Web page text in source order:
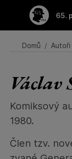
65.
Domů Autoři
Václav
Komiksový
1980.
Člen tzv.